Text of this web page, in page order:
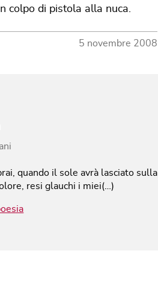
colpo di pistola alla nuca.
5 novembre 2008
quando il sole avrà lasciato sulla
resi glauchi i miei(…)